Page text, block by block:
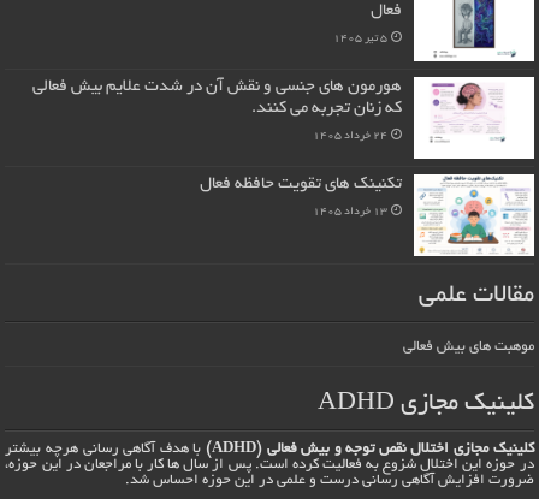
فعال
5 تیر 1405
هورمون های جنسی و نقش آن در شدت علایم بیش فعالی
که زنان تجربه می کنند.
24 خرداد 1405
تکنینک های تقویت حافظه فعال
13 خرداد 1405
مقالات علمی
موهبت های بیش فعالی
کلینیک مجازی ADHD
کلینیک مجازی اختلال نقص توجه و بیش فعالی (ADHD)
با هدف آگاهی رسانی هرچه بیشتر
در حوزه این اختلال شزوع به فعالیت کرده است. پس از سال ها کار با مراجعان در این حوزه،
ضرورت افزایش آگاهی رسانی درست و علمی در این حوزه احساس شد.